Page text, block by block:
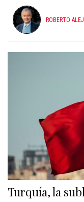
ROBERTO
Turquía, la